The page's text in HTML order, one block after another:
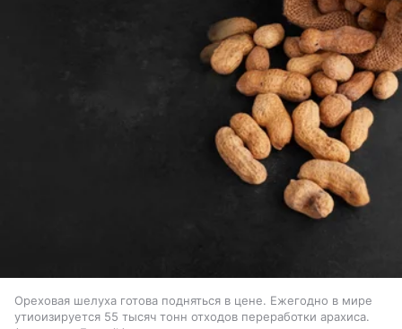
Ореховая шелуха готова подняться в цене. Ежегодно в мире
утиоизируется 55 тысяч тонн отходов переработки арахиса.